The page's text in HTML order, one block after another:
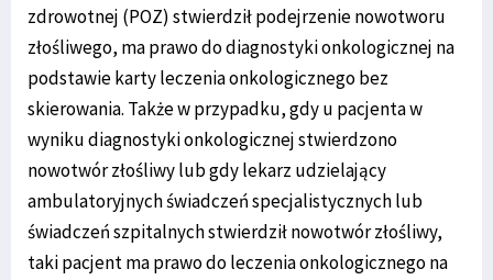
zdrowotnej (POZ) stwierdził podejrzenie nowotworu
złośliwego, ma prawo do diagnostyki onkologicznej na
podstawie karty leczenia onkologicznego bez
skierowania. Także w przypadku, gdy u pacjenta w
wyniku diagnostyki onkologicznej stwierdzono
nowotwór złośliwy lub gdy lekarz udzielający
ambulatoryjnych świadczeń specjalistycznych lub
świadczeń szpitalnych stwierdził nowotwór złośliwy,
taki pacjent ma prawo do leczenia onkologicznego na